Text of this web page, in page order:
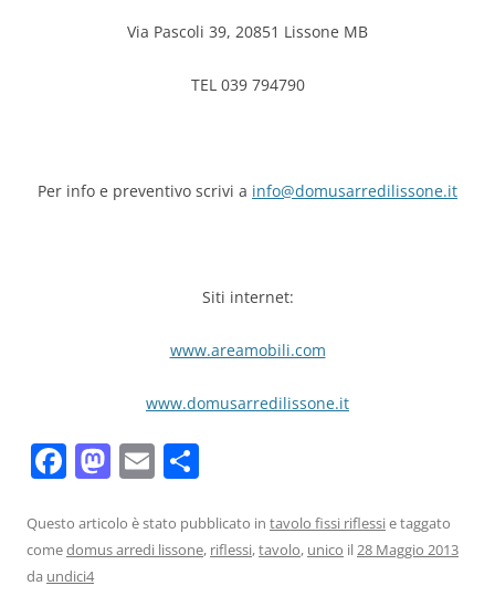
Via Pascoli 39, 20851 Lissone MB
TEL 039 794790
Per info e preventivo scrivi a info@domusarredilissone.it
Siti internet:
www.areamobili.com
www.domusarredilissone.it
F
c
e
M
st
o
E
ai
l
n
di
Questo articolo è stato pubblicato in tavolo fissi riflessie taggato
comedomus arredi lissone, riflessi,tavolo, unico il28 Maggio 2013
da undici4